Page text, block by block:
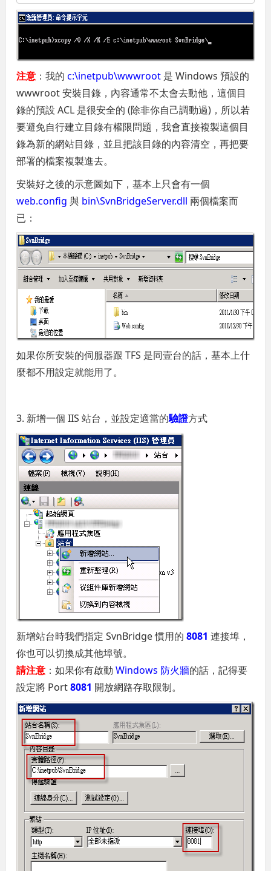
注意 ：我的c:\inetpub\wwwroot 是 Windows 預設的
wwwroot 安裝目錄，內容通常不太會去動他，這個目
錄的預設 ACL 是很安全的 (除非你自己調動過)，所以若
要避免自行建立目錄有權限問題，我會直接複製這個目
錄為新的網站目錄，並且把該目錄的內容清空，再把要
部署的檔案複製進去。
安裝好之後的示意圖如下，基本上只會有一個
web.config 與 bin\SvnBridgeServer.dll 兩個檔案而
已：
如果你所安裝的伺服器跟 TFS 是同壹台的話，基本上什
麼都不用設定就能用了。
3. 新增一個 IIS 站台，並設定適當的驗證方式
新增站台時我們指定 SvnBridge 慣用的8081 連接埠，
你也可以切換成其他埠號。
請注意 ：如果你有啟動Windows 防火牆的話，記得要
設定將 Port8081 開放網路存取限制。